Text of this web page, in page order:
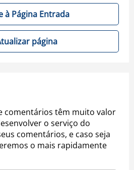
à Página Entrada
página
comentários têm muito valor
o serviço do
comentários, e caso seja
o mais rapidamente